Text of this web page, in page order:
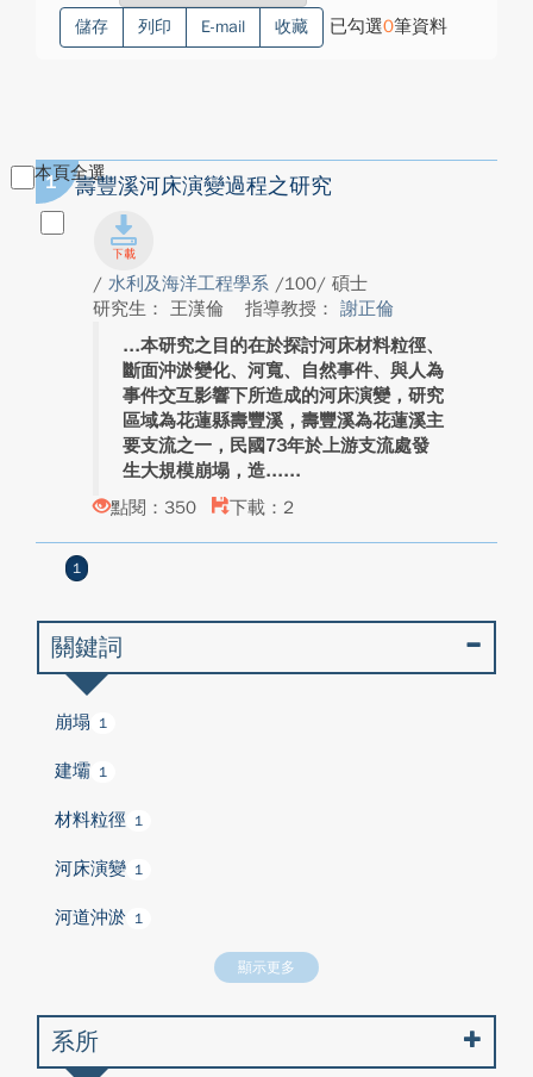
儲存 列印 E-mail 收藏 已勾選0筆資料
本頁全選
1 壽豐溪河床演變過程之研究
/ 水利及海洋工程學系 /100/ 碩士
研究生： 王漢倫
指導教授： 謝正倫
本研究之目的在於探討河床材料粒徑、
斷面沖淤變化、河寬、自然事件、與人為
事件交互影響下所造成的河床演變，研究
區域為花蓮縣壽豐溪，壽豐溪為花蓮溪主
要支流之一，民國73年於上游支流處發
生大規模崩塌，造...
點閱：350
下載：2
1
關鍵詞
崩塌 1
建壩 1
材料粒徑 1
河床演變 1
河道沖淤 1
顯示更多
系所